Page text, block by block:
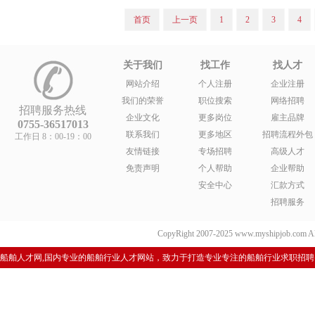
首页 上一页 1 2 3 4
招聘服务热线
0755-36517013
工作日 8：00-19：00
关于我们
网站介绍
我们的荣誉
企业文化
联系我们
友情链接
免责声明
找工作
个人注册
职位搜索
更多岗位
更多地区
专场招聘
个人帮助
安全中心
找人才
企业注册
网络招聘
雇主品牌
招聘流程外包
高级人才
企业帮助
汇款方式
招聘服务
CopyRight 2007-2025 www.myshipjob.com
船舶人才网,国内专业的船舶行业人才网站，致力于打造专业专注的船舶行业求职招